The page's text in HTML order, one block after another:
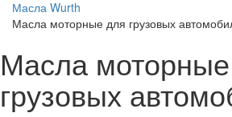
Масла Wurth
Масла моторные для грузовых
Масла
грузовых